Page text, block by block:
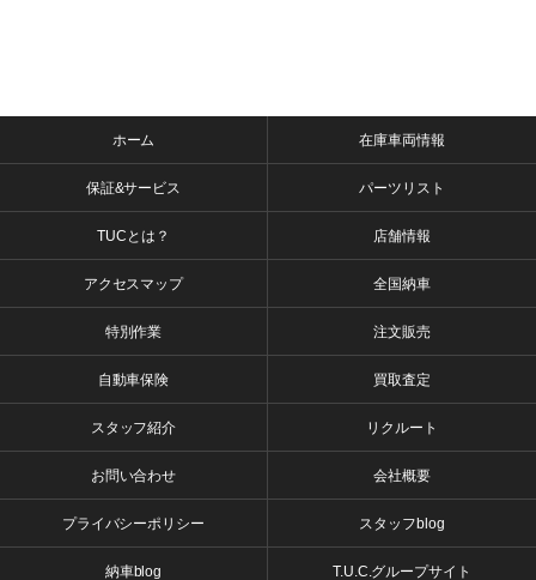
ホーム 在庫車両情報
保証&サービス パーツリスト
TUCとは？ 店舗情報
アクセスマップ 全国納車
特別作業 注文販売
自動車保険 買取査定
スタッフ紹介 リクルート
お問い合わせ 会社概要
プライバシーポリシー スタッフblog
納車blog T.U.C.グループサイト